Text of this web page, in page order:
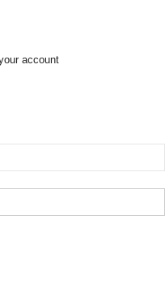
account